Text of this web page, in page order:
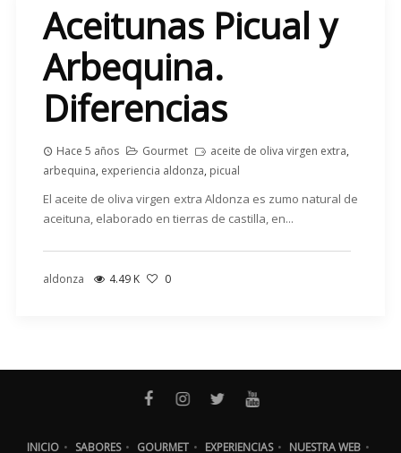
Aceitunas Picual y
Arbequina.
Diferencias
Hace 5 años Gourmet aceite de oliva virgen extra,
arbequina, experiencia aldonza, picual
El aceite de oliva virgen extra Aldonza es zumo natural de
aceituna, elaborado en tierras de castilla, en...
aldonza 4.49 K 0
INICIO • SABORES • GOURMET • EXPERIENCIAS • NUESTRA WEB •